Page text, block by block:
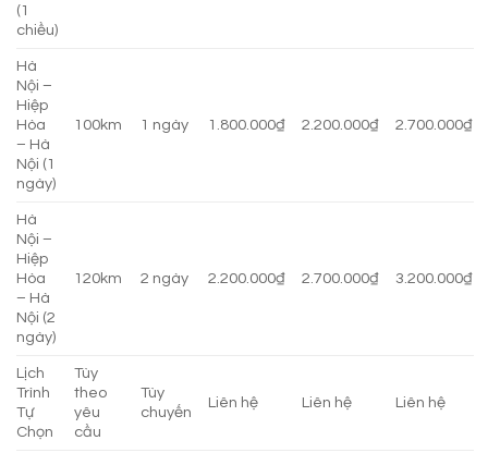
(1
chiều)
Hà
Nội –
Hiệp
Hòa
– Hà
Nội (1
ngày)
100km 1 ngày 1.800.000₫ 2.200.000₫ 2.700.000₫
Hà
Nội –
Hiệp
Hòa
– Hà
Nội (2
ngày)
120km 2 ngày 2.200.000₫ 2.700.000₫ 3.200.000₫
Lịch
Trình
Tự
Chọn
Tùy
theo
yêu
cầu
Tùy
chuyến
Liên hệ Liên hệ Liên hệ